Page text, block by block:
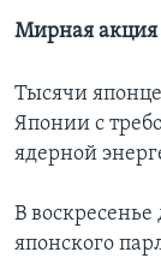
Мирная акция
Тысячи
Японии с
ядерной
В
японского